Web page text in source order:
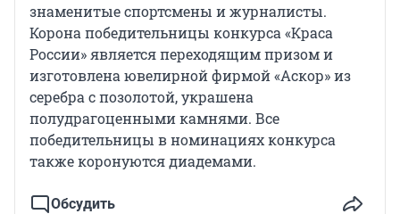
знаменитые спортсмены и журналисты.
Корона победительницы конкурса «Краса
России» является переходящим призом и
изготовлена ювелирной фирмой «Аскор» из
серебра с позолотой, украшена
полудрагоценными камнями. Все
победительницы в номинациях конкурса
также коронуются диадемами.
Обсудить